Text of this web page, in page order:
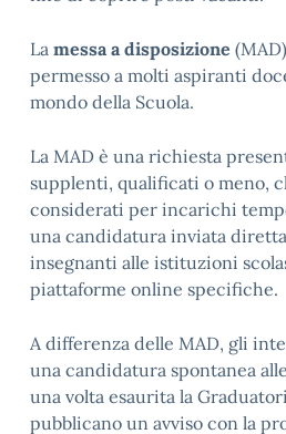
La messa a disposizione
permesso a molti aspiranti
mondo della Scuola.
La MAD è una richiesta
supplenti, qualificati o meno,
considerati per incarichi
una candidatura inviata
insegnanti alle istituzioni
piattaforme online specifiche.
A differenza delle MAD, gli
una candidatura spontanea
una volta esaurita la
pubblicano un avviso con la